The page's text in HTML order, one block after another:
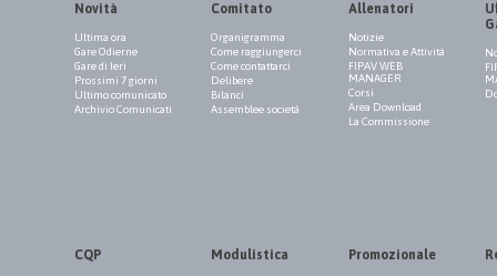
Novità
Ultima ora
Gare Odierne
Gare di Ieri
Prossimi 7 giorni
Ultimo comunicato
Archivio Comunicati
Comitato
Organigramma
Come raggiungerci
Come contattarci
Delibere
Bilanci
Assemblee società
Allenatori
Notizie
Normativa e Attività
FIPAV WEB
MANAGER
Corsi
Area Download
La Commissione
CQP Modulistica Promozionale